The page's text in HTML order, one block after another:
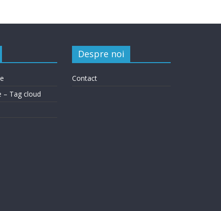
– Tag cloud
Despre noi
Contact